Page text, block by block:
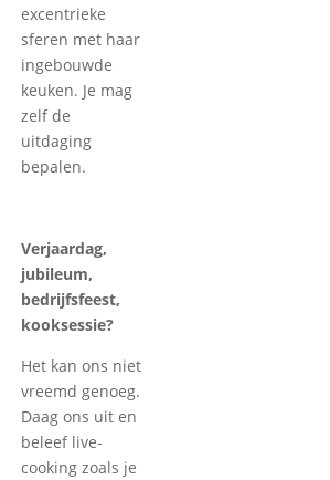
excentrieke
sferen met haar
ingebouwde
keuken. Je mag
zelf de
uitdaging
bepalen.
Verjaardag,
jubileum,
bedrijfsfeest,
kooksessie?
Het kan ons niet
vreemd genoeg.
Daag ons uit en
beleef live-
cooking zoals je